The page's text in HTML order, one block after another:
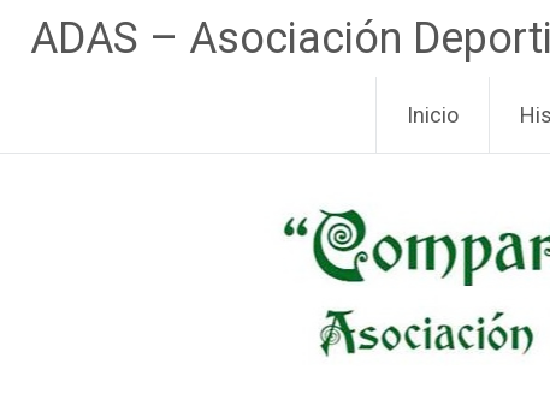
ADAS – Asociación
al
contenido
Inicio